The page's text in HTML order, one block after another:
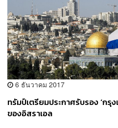
6 ธันวาคม 2017
ทรัมป์เตรียมประกาศรับรอง ‘กรุง
ของอิสราเอล